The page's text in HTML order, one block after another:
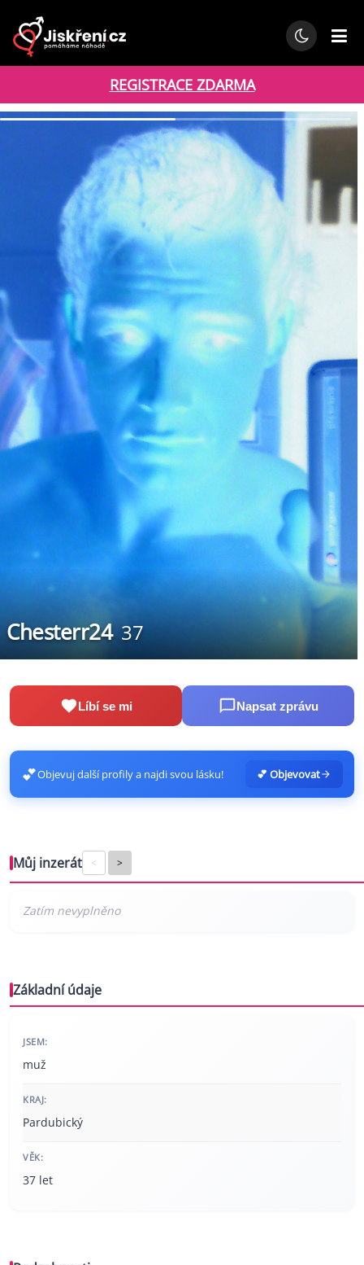
REGISTRACE ZDARMA
Chesterr24 37
Líbí se mi Napsat zprávu
💕Objevuj další profily a najdi svou lásku! 💕 Objevovat
Můj inzerát < >
Základní údaje
JSEM:
muž
KRAJ:
Pardubický
VĚK:
37 let